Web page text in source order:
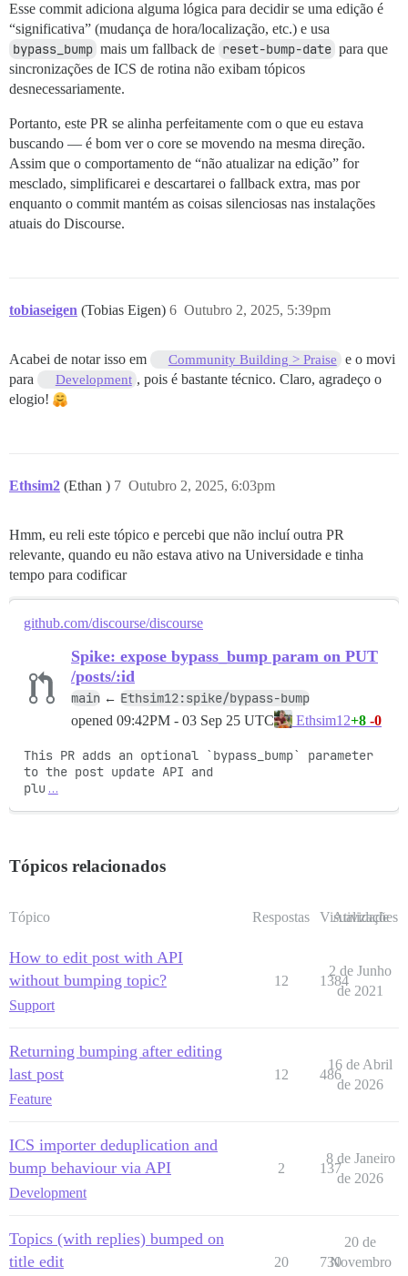
Esse commit adiciona alguma lógica para decidir se uma edição é
“significativa” (mudança de hora/localização, etc.) e usa
bypass_bump mais um fallback de reset-bump-date para que
sincronizações de ICS de rotina não exibam tópicos
desnecessariamente.
Portanto, este PR se alinha perfeitamente com o que eu estava
buscando — é bom ver o core se movendo na mesma direção.
Assim que o comportamento de “não atualizar na edição” for
mesclado, simplificarei e descartarei o fallback extra, mas por
enquanto o commit mantém as coisas silenciosas nas instalações
atuais do Discourse.
tobiaseigen (Tobias Eigen) Outubro 2, 2025, 5:39pm
6
Acabei de notar isso em Community Building > Praise
e o movi
para
Development , pois é bastante técnico. Claro, agradeço o
elogio!
Ethsim2 (Ethan ) Outubro 2, 2025, 6:03pm
7
Hmm, eu reli este tópico e percebi que não incluí outra PR
relevante, quando eu não estava ativo na Universidade e tinha
tempo para codificar
github.com/discourse/discourse
Spike: expose bypass_bump param on PUT
/posts/:id
main ← Ethsim12:spike/bypass-bump
opened 09:42PM - 03 Sep 25 UTC Ethsim12+8 -0
This PR adds an optional `bypass_bump` parameter
to the post update API and
plu …
Tópicos relacionados
Tópico Respostas Visualizações
Atividade
How to edit post with API
without bumping topic?
Support
12 1384
2 de Junho
de 2021
Returning bumping after editing
last post
Feature
12 486
16 de Abril
de 2026
ICS importer deduplication and
bump behaviour via API
Development
2 137
8 de Janeiro
de 2026
Topics (with replies) bumped on
title edit
20 730
20 de
Novembro